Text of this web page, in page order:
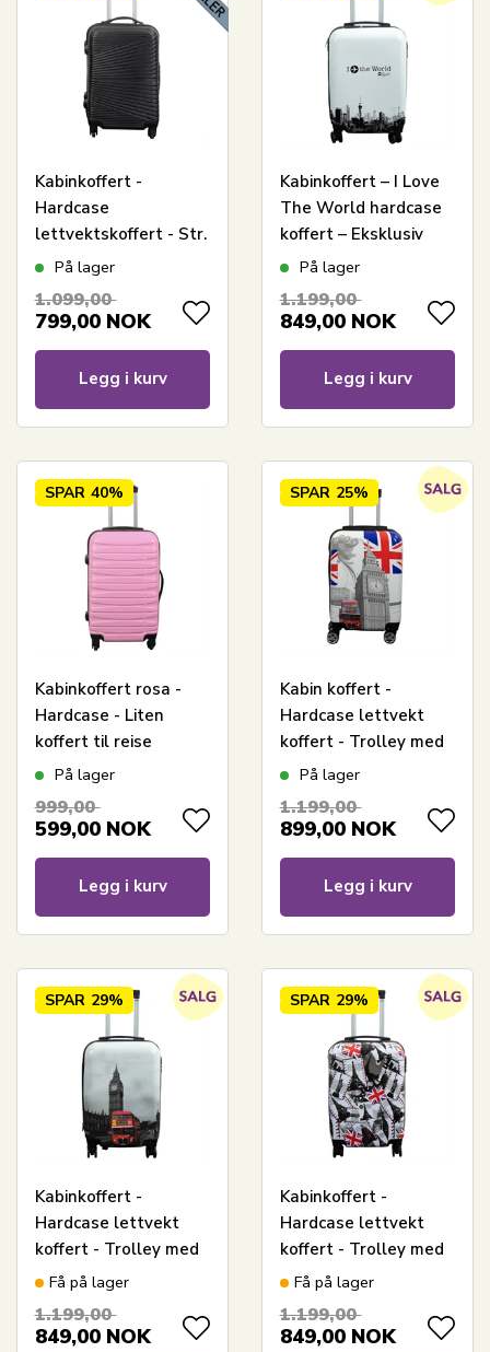
Kabinkoffert -
Hardcase
lettvektskoffert - Str.
liten - Nordic sort
På lager
1.099,00
799,00 NOK
Legg i kurv
Kabinkoffert – I Love
The World hardcase
koffert – Eksklusiv
reisekoffert
På lager
1.199,00
849,00 NOK
Legg i kurv
SPAR 40%
Kabinkoffert rosa -
Hardcase - Liten
koffert til reise
På lager
999,00
599,00 NOK
Legg i kurv
SPAR 25%
Kabin koffert -
Hardcase lettvekt
koffert - Trolley med
motiv - City of London
På lager
1.199,00
899,00 NOK
Legg i kurv
SPAR 29%
Kabinkoffert -
Hardcase lettvekt
koffert - Trolley med
motiv - Big Ben
Få på lager
1.199,00
849,00 NOK
SPAR 29%
Kabinkoffert -
Hardcase lettvekt
koffert - Trolley med
motiv - London og
Få på lager
1.199,00
849,00 NOK